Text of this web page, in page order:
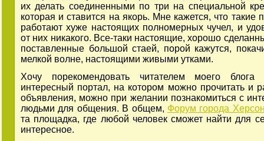
их делать соединенными по три на специальной
которая и ставится на якорь. Мне кажется, что такие
работают хуже настоящих полномерных чучел, и
от них никакого. Все-таки настоящие, хорошо
поставленные большой стаей, порой кажутся,
мелкой волне, настоящими живыми утками.
Хочу порекомендовать читателем моего блога
интересный портал, на котором можно прочитать и
объявления, можно при желании познакомиться с
людьми для общения. В общем, Форум города
та площадка, где любой человек сможет найти для
интересное.